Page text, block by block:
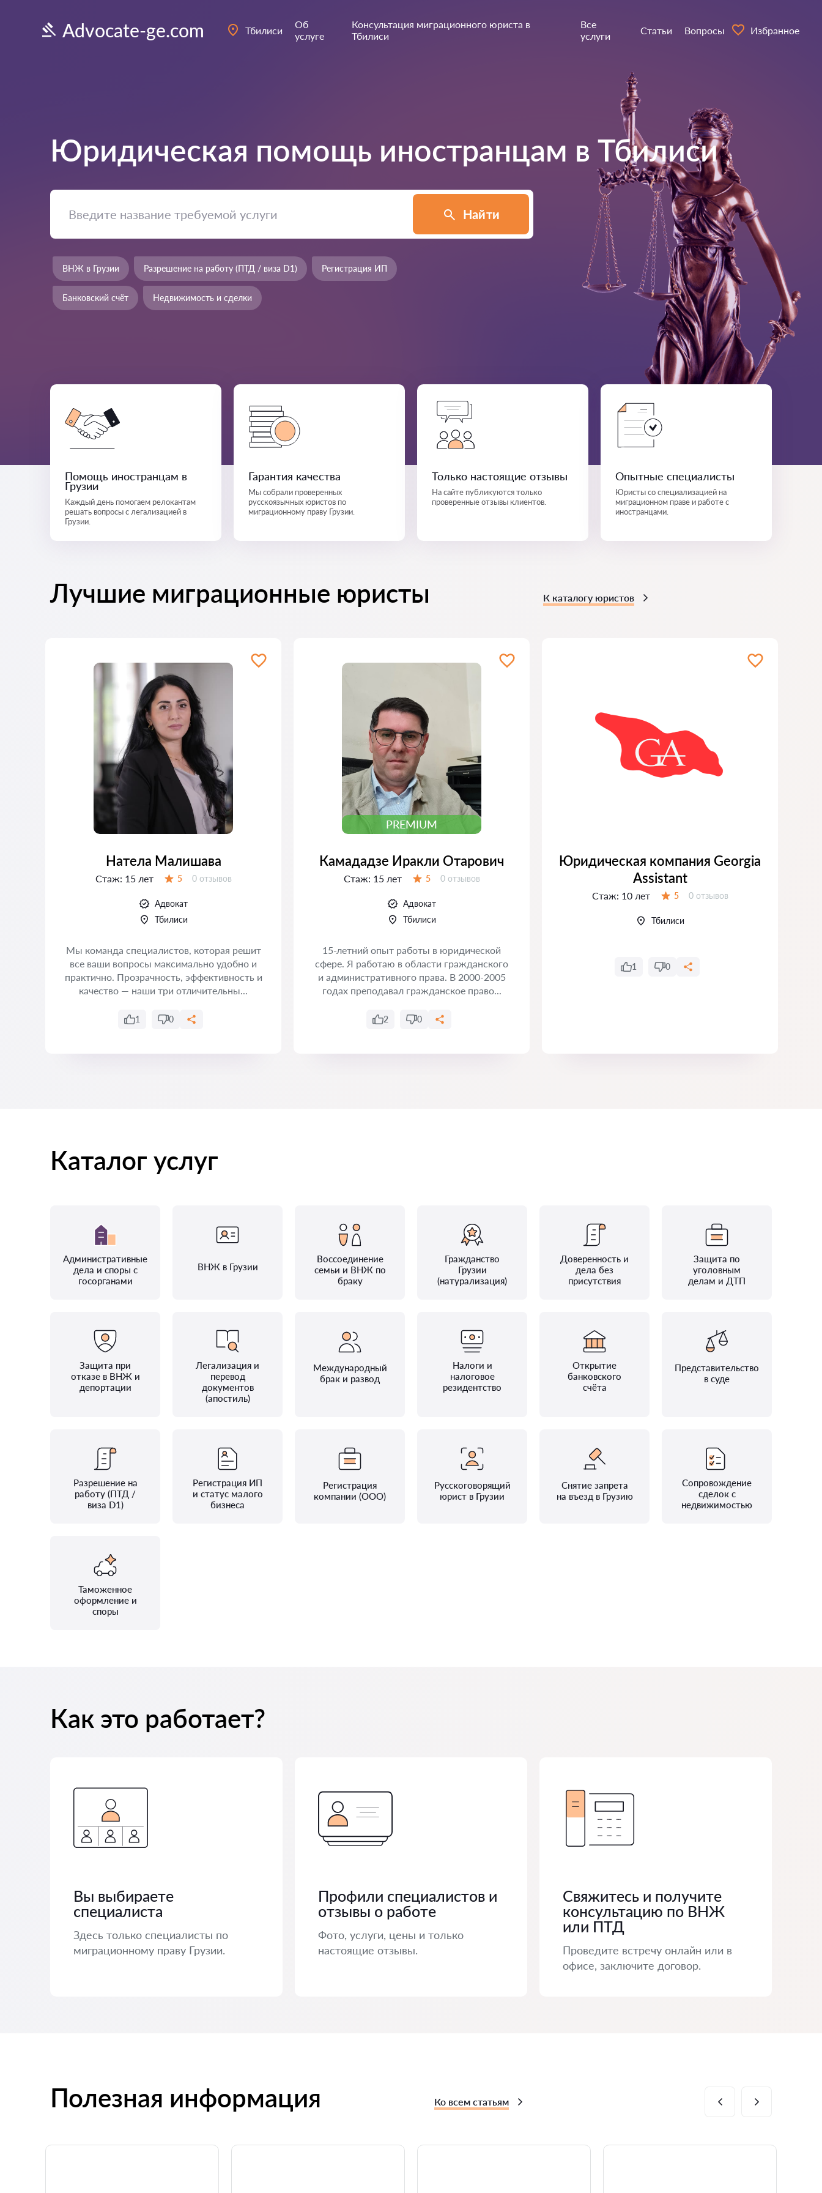
Advocate-ge.com Тбилиси
Об
услуге
Консультация миграционного юриста в
Тбилиси
Все
услуги
Статьи Вопросы Избранное
Юридическая помощь иностранцам в Тбилиси
Найти
ВНЖ в Грузии Разрешение на работу (ПТД / виза D1) Регистрация ИП
Банковский счёт Недвижимость и сделки
Помощь иностранцам в
Грузии
Каждый день помогаем релокантам
решать вопросы с легализацией в
Грузии.
Гарантия качества
Мы собрали проверенных
русскоязычных юристов по
миграционному праву Грузии.
Только настоящие отзывы
На сайте публикуются только
проверенные отзывы клиентов.
Опытные специалисты
Юристы со специализацией на
миграционном праве и работе с
иностранцами.
Лучшие миграционные юристы К каталогу юристов
Натела Малишава
Стаж: 15 лет 5 Отзывов:
0 отзывов
Адвокат
Тбилиси
Мы команда специалистов, которая решит
все ваши вопросы максимально удобно и
практично. Прозрачность, эффективность и
качество — наши три отличительны...
1 0
PREMIUM
Камададзе Иракли Отарович
Стаж: 15 лет 5 Отзывов:
0 отзывов
Адвокат
Тбилиси
15-летний опыт работы в юридической
сфере. Я работаю в области гражданского
и административного права. В 2000-2005
годах преподавал гражданское право...
2 0
Юридическая компания Georgia
Assistant
Стаж: 10 лет 5 Отзывов:
0 отзывов
Тбилиси
1 0
Каталог услуг
Административные
дела и споры с
госорганами
ВНЖ в Грузии
Воссоединение
семьи и ВНЖ по
браку
Гражданство
Грузии
(натурализация)
Доверенность и
дела без
присутствия
Защита по
уголовным
делам и ДТП
Защита при
отказе в ВНЖ и
депортации
Легализация и
перевод
документов
(апостиль)
Международный
брак и развод
Налоги и
налоговое
резидентство
Открытие
банковского
счёта
Представительство
в суде
Разрешение на
работу (ПТД /
виза D1)
Регистрация ИП
и статус малого
бизнеса
Регистрация
компании (ООО)
Русскоговорящий
юрист в Грузии
Снятие запрета
на въезд в Грузию
Сопровождение
сделок с
недвижимостью
Таможенное
оформление и
споры
Как это работает?
Вы выбираете
специалиста
Здесь только специалисты по
миграционному праву Грузии.
Профили специалистов и
отзывы о работе
Фото, услуги, цены и только
настоящие отзывы.
Свяжитесь и получите
консультацию по ВНЖ
или ПТД
Проведите встречу онлайн или в
офисе, заключите договор.
Полезная информация Ко всем статьям